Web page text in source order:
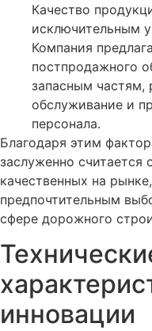
Качество
исключительным
Компания
постпродажного
запасным частям,
обслуживание и
персонала.
Благодаря этим
заслуженно
качественных на
предпочтительным
сфере дорожного
инновации